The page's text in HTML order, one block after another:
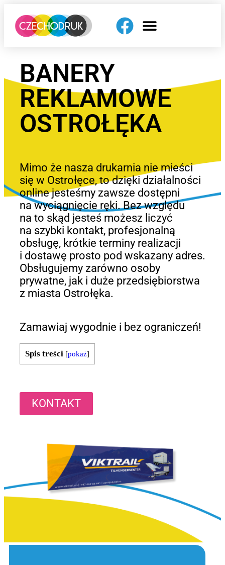
BANERY
REKLAMOWE
OSTROŁĘKA
Mimo że nasza drukarnia nie mieści
się w Ostrołęce, to dzięki działalności
online jesteśmy zawsze dostępni
na wyciągnięcie ręki. Bez względu
na to skąd jesteś możesz liczyć
na szybki kontakt, profesjonalną
obsługę, krótkie terminy realizacji
i dostawę prosto pod wskazany adres.
Obsługujemy zarówno osoby
prywatne, jak i duże przedsiębiorstwa
z miasta Ostrołęka.
Zamawiaj wygodnie i bez ograniczeń!
Spis treści [pokaż]
KONTAKT